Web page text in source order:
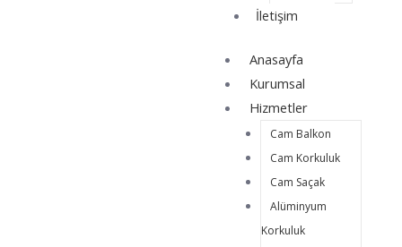
İletişim
Anasayfa
Kurumsal
Hizmetler
Cam Balkon
Cam Korkuluk
Cam Saçak
Alüminyum
Korkuluk